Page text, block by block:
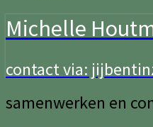
Michelle
contact via:
samenwerken en